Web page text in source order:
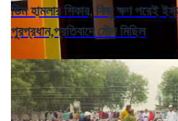
ডিম হামলার শিকার, কিছু ক্ষণ পরেই
পুরপ্রধান,প্রতিবাদে মৌন মিছিল